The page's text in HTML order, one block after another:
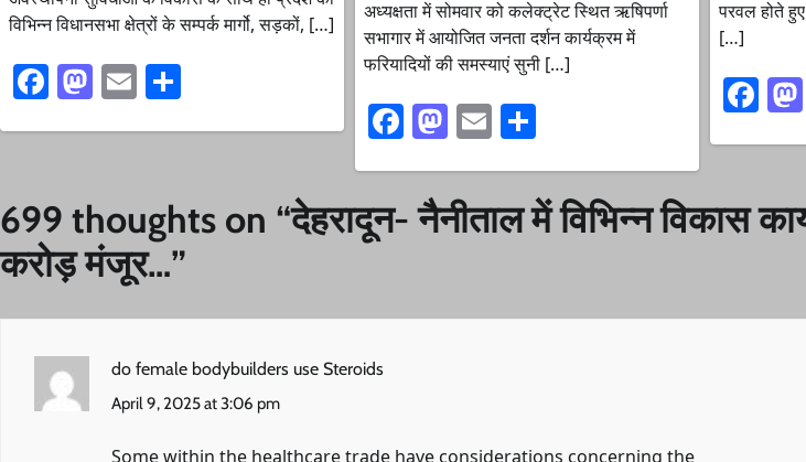
विभिन्न विधानसभा क्षेत्रों के सम्पर्क मार्गो, सड़कों, […]
Facebook
Mastodon
Email
अध्यक्षता में सोमवार को कलेक्ट्रेट स्थित ऋषिपर्णा
सभागार में आयोजित जनता दर्शन कार्यक्रम में
फरियादियों की समस्याएं सुनी […]
Facebook
Mastodon
EmailShare
परवल होते
[…]
699 thoughts on “देहरादून- नैनीताल में विभिन्न विकास
करोड़ मंजूर…”
do female bodybuilders use Steroids
April 9, 2025 at 3:06 pm
Some within the healthcare trade have considerations concerning the